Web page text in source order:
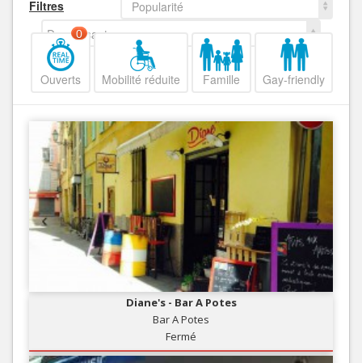
Filtres
Popularité
Decroissant
Ouverts
0
Mobilité réduite Famille Gay-friendly
Diane's - Bar A Potes
Bar A Potes
Fermé